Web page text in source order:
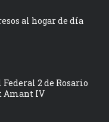
al hogar de día
2 de Rosario
Amant IV